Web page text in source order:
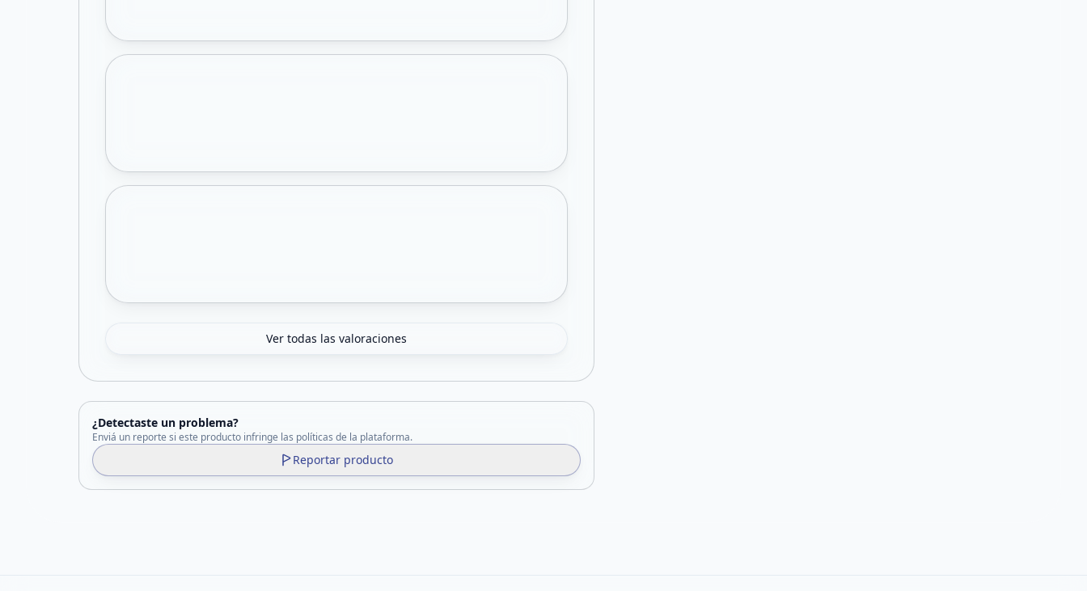
Ver todas las valoraciones
¿Detectaste un problema?
Enviá un reporte si este producto infringe las políticas de la plataforma.
Reportar producto